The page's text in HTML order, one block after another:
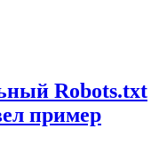
Robots.txt
пример